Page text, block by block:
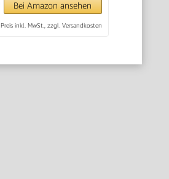
Bei Amazon ansehen
Preis inkl. MwSt., zzgl. Versandkosten